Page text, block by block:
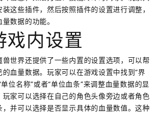
这些插件，然后按照插件的设置进行调整，
数据的功能。
戏内设置
世界还提供了一些内置的设置选项，可以帮
血量数据。玩家可以在游戏设置中找到“界
位名称”或者“单位血条”来调整血量数据的显
家可以选择在自己的角色头像旁边或者角色
并可以选择是否显示具体的血量数值。这种